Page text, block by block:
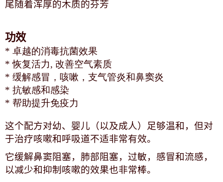
尾随着浑厚的木质的芬芳
功效
* 卓越的消毒抗菌效果
* 恢复活力, 改善空气素质
* 缓解感冒，咳嗽，支气管炎和鼻窦炎
* 抗敏感和感染
* 帮助提升免疫力
这个配方对幼、婴儿（以及成人）足够温和，但对
于治疗咳嗽和呼吸道不适非常有效。
它缓解鼻窦阻塞，肺部阻塞，过敏，感冒和流感，
以减少和抑制咳嗽的效果也非常棒。